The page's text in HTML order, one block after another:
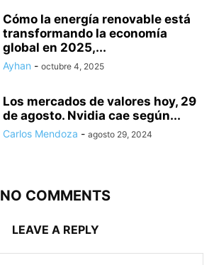
Cómo la energía renovable está
transformando la economía
global en 2025,...
Ayhan - octubre 4, 2025
Los mercados de valores hoy, 29
de agosto. Nvidia cae según...
Carlos Mendoza - agosto 29, 2024
NO COMMENTS
LEAVE A REPLY